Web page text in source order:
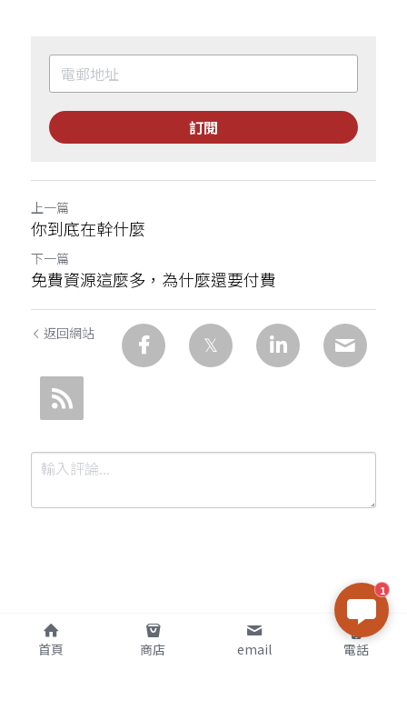
訂閱
上一篇
你到底在幹什麼
下一篇
免費資源這麼多，為什麼還要付費
返回網站
提交
1
首頁 商店 email 電話